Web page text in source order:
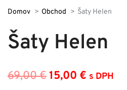
Domov Obchod Šaty Helen
Šaty Helen
69,00€ Pôvodná
15,00 € Aktuálna
s DPH